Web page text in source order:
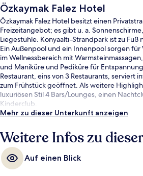
Özkaymak Falez Hotel
Özkaymak Falez Hotel besitzt einen
Freizeitangebot; es gibt u. a.
Liegestühle. Konyaaltı-Strandpark ist zu
Ein Außenpool und ein Innenpool sorgen für
im Wellnessbereich mit
und Maniküre und Pediküre für
Restaurant, eins von 3 Restaurants, serviert
zum Frühstück geöffnet. Als weitere
luxuriösen Stil 4 Bars/Lounges, einen
Kinderclub.
Mehr zu dieser Unterkunft anzeigen
Weitere Infos zu
Auf einen Blick